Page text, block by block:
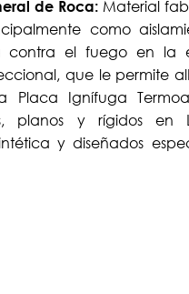
de Roca:Material
como
contra el fuego en la
que le permite
Placa Ignífuga
planos y rígidos
y diseñados